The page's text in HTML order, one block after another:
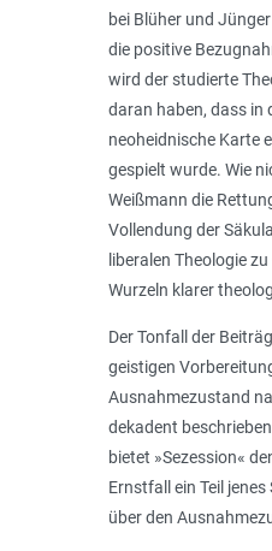
bei Blüher und
die positive
wird der studierte
daran haben, dass in
neoheidnische Karte
gespielt wurde. Wie
Weißmann die
Vollendung der
liberalen Theologie
Wurzeln klarer
Der Tonfall der
geistigen
Ausnahmezustand
dekadent
bietet »Sezession«
Ernstfall ein Teil
über den